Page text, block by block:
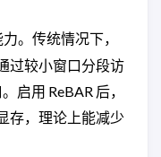
。传统情况下，
过较小窗口分段访
启用 ReBAR 后，
存，理论上能减少